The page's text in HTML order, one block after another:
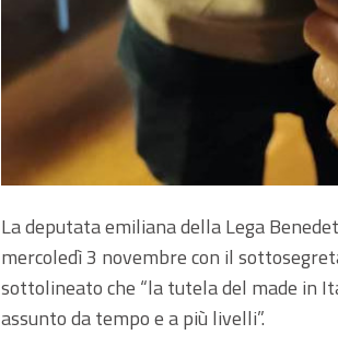
La deputata emiliana della Lega
mercoledì 3 novembre con il
sottolineato che “la tutela del made in
assunto da tempo e a più livelli”.